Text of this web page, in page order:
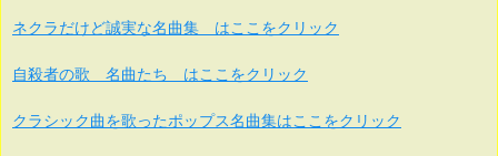
ネクラだけど誠実な名曲集 はここをクリック
自殺者の歌 名曲たち はここをクリック
クラシック曲を歌ったポップス名曲集はここをクリック